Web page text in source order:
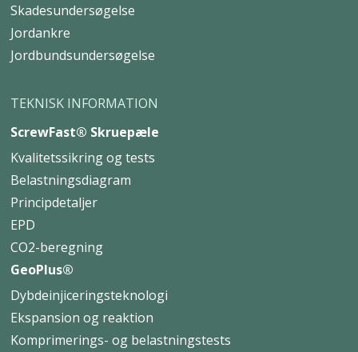
Skadesundersøgelse
Jordankre
Jordbundsundersøgelse
TEKNISK INFORMATION
ScrewFast® Skruepæle
Kvalitetssikring og tests
Belastningsdiagram
Principdetaljer
EPD
CO2-beregning
GeoPlus®
Dybdeinjiceringsteknologi
Ekspansion og reaktion
Komprimerings- og belastningstests